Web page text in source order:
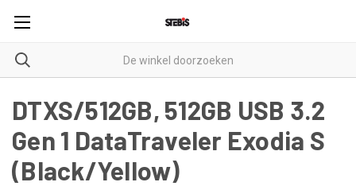
DTXS/512GB, 512GB USB 3.2
Gen 1 DataTraveler Exodia S
(Black/Yellow)